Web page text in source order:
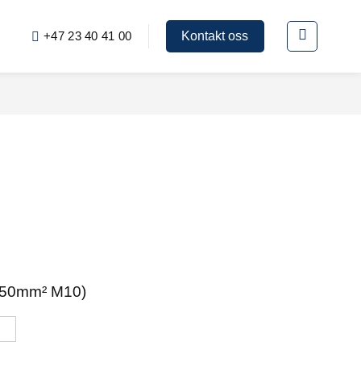
+47 23 40 41 00 Kontakt oss